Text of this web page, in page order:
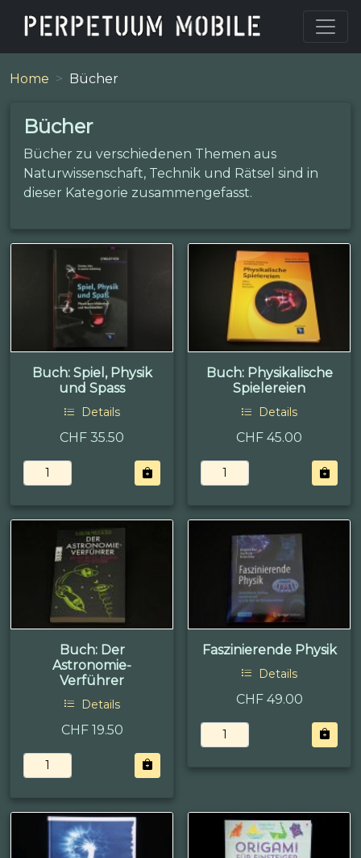
Home Bücher
Bücher
Bücher zu verschiedenen Themen aus
Naturwissenschaft, Technik und Rätsel sind in
dieser Kategorie zusammengefasst.
Buch: Spiel, Physik
und Spass
Details
CHF 35.50
Buch: Physikalische
Spielereien
Details
CHF 45.00
Buch: Der
Astronomie-
Verführer
Details
CHF 19.50
Faszinierende Physik
Details
CHF 49.00